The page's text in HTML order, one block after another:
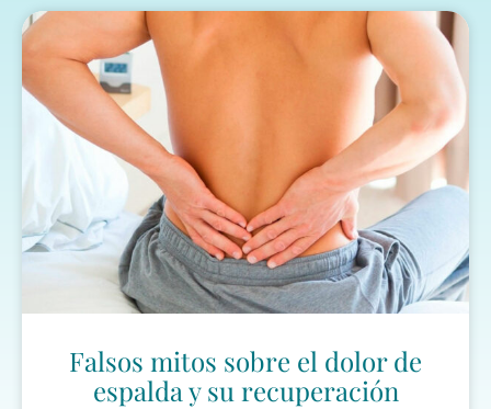
Falsos mitos sobre el dolor de
espalda y su recuperación